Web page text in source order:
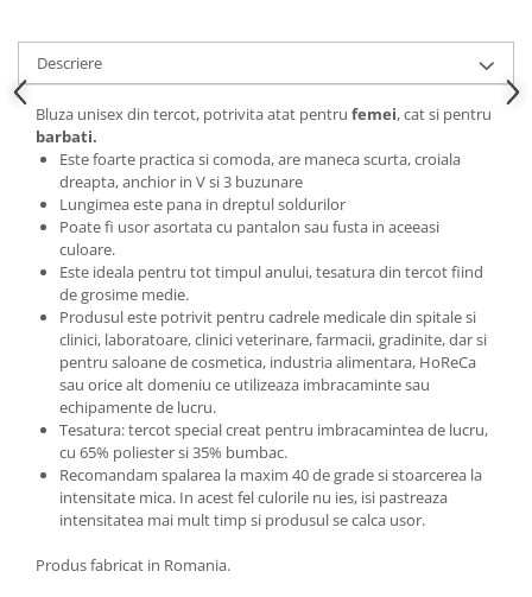
Descriere
Bluza unisex din tercot, potrivita atat pentru femei, cat si pentru
barbati.
Este foarte practica si comoda, are maneca scurta, croiala
dreapta, anchior in V si 3 buzunare
Lungimea este pana in dreptul soldurilor
Poate fi usor asortata cu pantalon sau fusta in aceeasi
culoare.
Este ideala pentru tot timpul anului, tesatura din tercot fiind
de grosime medie.
Produsul este potrivit pentru cadrele medicale din spitale si
clinici, laboratoare, clinici veterinare, farmacii, gradinite, dar si
pentru saloane de cosmetica, industria alimentara, HoReCa
sau orice alt domeniu ce utilizeaza imbracaminte sau
echipamente de lucru.
Tesatura: tercot special creat pentru imbracamintea de lucru,
cu 65% poliester si 35% bumbac.
Recomandam spalarea la maxim 40 de grade si stoarcerea la
intensitate mica. In acest fel culorile nu ies, isi pastreaza
intensitatea mai mult timp si produsul se calca usor.
Produs fabricat in Romania.